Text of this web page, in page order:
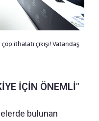
ithalatı çıkışı! Vatandaş
İÇİN ÖNEMLİ"
bulunan